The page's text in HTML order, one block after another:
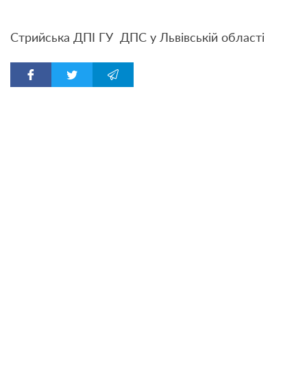
Стрийська ДПІ ГУ ДПС у Львівській області